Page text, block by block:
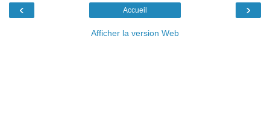
‹ ›
Accueil
Afficher la version Web